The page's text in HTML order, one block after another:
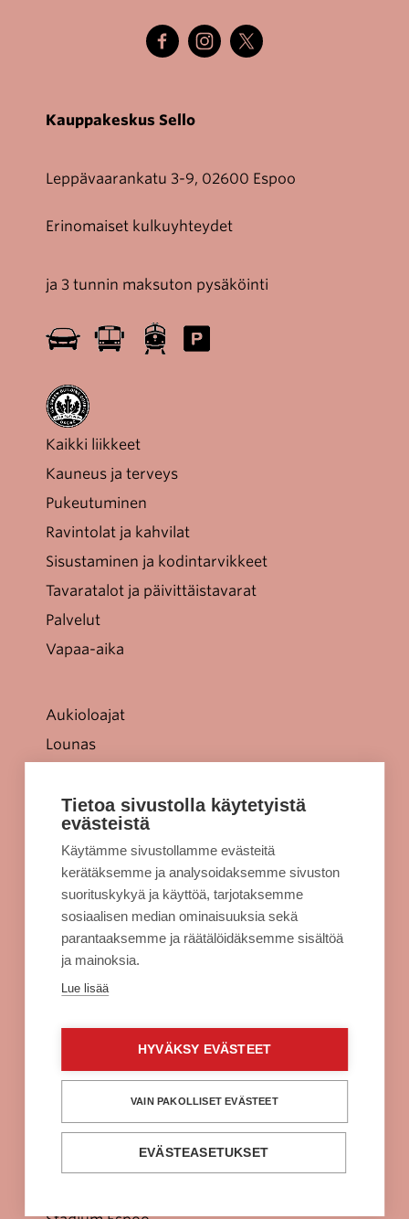
Kauppakeskus Sello
Leppävaarankatu 3-9, 02600 Espoo
Erinomaiset kulkuyhteydet
ja 3 tunnin maksuton pysäköinti
Kaikki liikkeet
Kauneus ja terveys
Pukeutuminen
Ravintolat ja kahvilat
Sisustaminen ja kodintarvikkeet
Tavaratalot ja päivittäistavarat
Palvelut
Vapaa-aika
Aukioloajat
Lounas
Jellonaparkki lapsille
Kulkuyhteydet
Rekisteriseloste
Evästeet
Sellon intra
Alko Espoo
Citymarket Espoo
Clas Ohlson Espoo
Fuku Supreme Espoo
H&M Espoo
Tietoa sivustolla käytetyistä
evästeistä
Käytämme sivustollamme evästeitä
kerätäksemme ja analysoidaksemme sivuston
suorituskykyä ja käyttöä, tarjotaksemme
sosiaalisen median ominaisuuksia sekä
parantaaksemme ja räätälöidäksemme sisältöä
ja mainoksia.
Lue lisää
HYVÄKSY EVÄSTEET
VAIN PAKOLLISET EVÄSTEET
EVÄSTEASETUKSET